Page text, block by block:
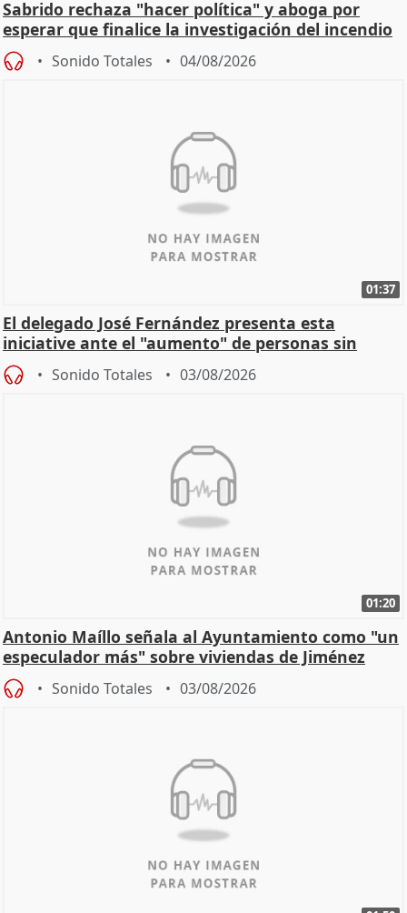
Sabrido rechaza "hacer política" y aboga por
esperar que finalice la investigación del incendio
Sonido Totales 04/08/2026
01:37
El delegado José Fernández presenta esta
iniciative ante el "aumento" de personas sin
hogar en Madri
Sonido Totales 03/08/2026
01:20
Antonio Maíllo señala al Ayuntamiento como "un
especulador más" sobre viviendas de Jiménez
Becerril
Sonido Totales 03/08/2026